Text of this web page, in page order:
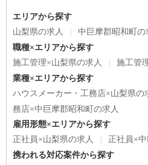
エリアから探す
山梨県の求人
中巨摩郡昭和町の
職種×エリアから探す
施工管理×山梨県の求人
施工管
業種×エリアから探す
ハウスメーカー・工務店×山梨県の
務店×中巨摩郡昭和町の求人
雇用形態×エリアから探す
正社員×山梨県の求人
正社員×
携われる対応案件から探す